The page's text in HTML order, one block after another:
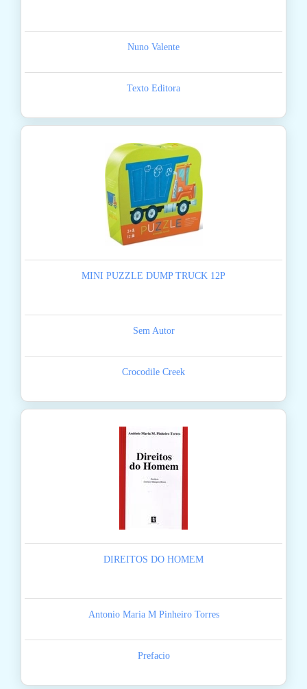
Nuno Valente
Texto Editora
MINI PUZZLE DUMP TRUCK 12P
Sem Autor
Crocodile Creek
DIREITOS DO HOMEM
Antonio Maria M Pinheiro Torres
Prefacio